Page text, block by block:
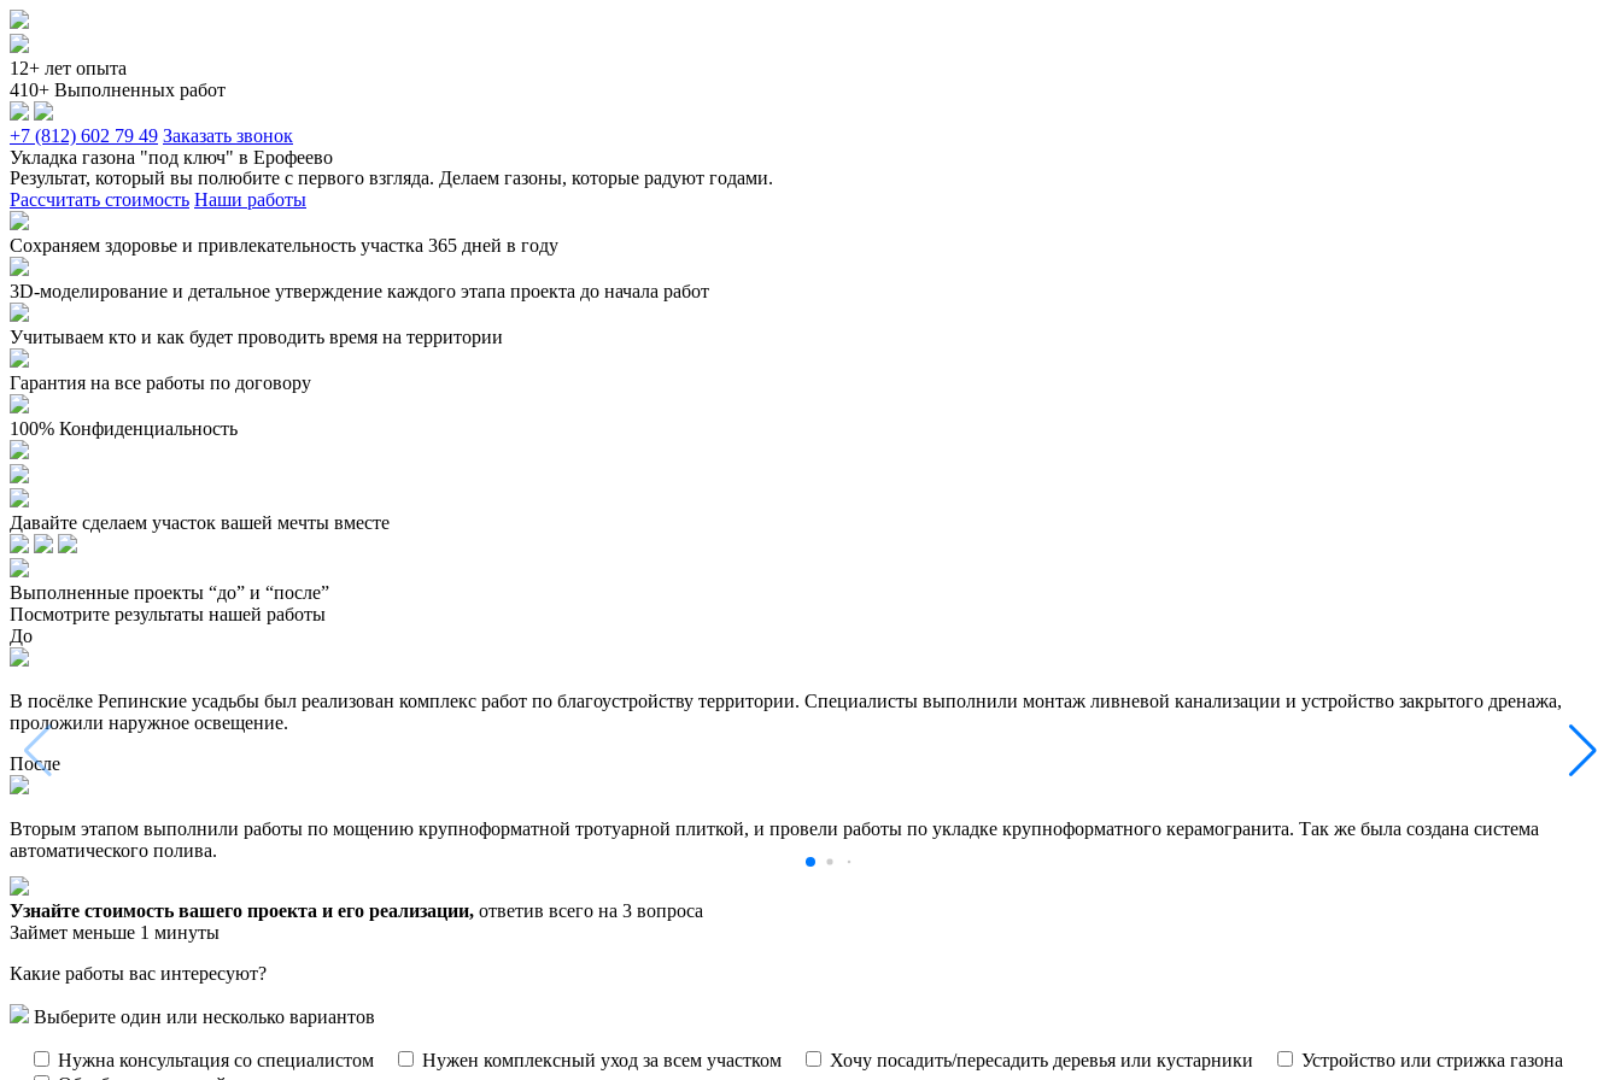
12+ лет опыта
410+ Выполненных работ
+7 (812) 602 79 49 Заказать звонок
Укладка газона "под ключ" в Ерофеево
Результат, который вы полюбите с первого взгляда. Делаем газоны, которые радуют годами.
Рассчитать стоимость Наши работы
Сохраняем здоровье и привлекательность участка 365 дней в году
3D-моделирование и детальное утверждение каждого этапа проекта до начала работ
Учитываем кто и как будет проводить время на территории
Гарантия на все работы по договору
100% Конфиденциальность
Давайте сделаем участок вашей мечты вместе
Выполненные проекты “до” и “после”
Посмотрите результаты нашей работы
До
В посёлке Репинские усадьбы был реализован комплекс работ по благоустройству территории. Специалисты выполнили монтаж ливневой канализации и устройство закрытого дренажа,
проложили наружное освещение.
После
Вторым этапом выполнили работы по мощению крупноформатной тротуарной плиткой, и провели работы по укладке крупноформатного керамогранита. Так же была создана система
автоматического полива.
Узнайте стоимость вашего проекта и его реализации, ответив всего на 3 вопроса
Займет меньше 1 минуты
Какие работы вас интересуют?
Выберите один или несколько вариантов
Нужна консультация со специалистом Нужен комплексный уход за всем участком Хочу посадить/пересадить деревья или кустарники
Устройство или стрижка газона